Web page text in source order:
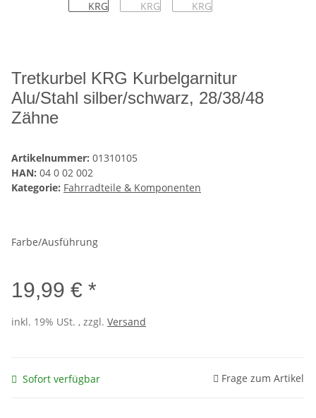
Tretkurbel KRG Kurbelgarnitur
Alu/Stahl silber/schwarz, 28/38/48
Zähne
Artikelnummer: 01310105
HAN: 04 0 02 002
Kategorie: Fahrradteile & Komponenten
Farbe/Ausführung
19,99 € *
inkl. 19% USt. , zzgl. Versand
Sofort verfügbar Frage zum Artikel